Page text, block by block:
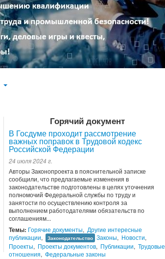
Горячий документ
В Госдуме проходит рассмотрение
важных поправок в Трудовой кодекс
Российской Федерации
24 июля 2024 г.
Авторы Законопроекта в пояснительной записке
сообщили, что предлагаемые изменения в
законодательстве подготовлены в целях уточнения
полномочий Федеральной службы по труду и
занятости по осуществлению контроля за
выполнением работодателями обязательств по
соглашениям...
Темы: Горячие документы, Другие интересные
публикации, Законодательство Законы, Новости,
Проекты, Проекты документов, Публикации, Трудовые
отношения, Федеральные законы